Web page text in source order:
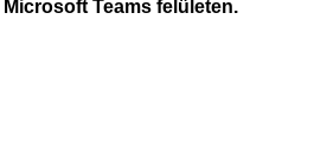
Teams felületen.